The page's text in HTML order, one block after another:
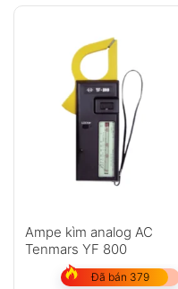
Ampe kìm analog AC
Tenmars YF 800
Đã bán 379